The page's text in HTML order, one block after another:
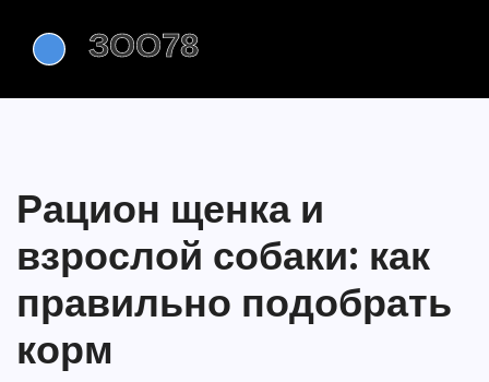
Рацион щенка и
взрослой собаки: как
правильно подобрать
корм